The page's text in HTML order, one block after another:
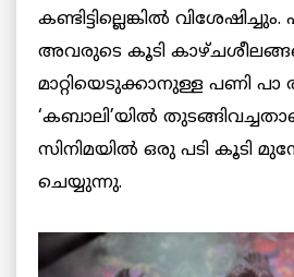
കണ്ടിട്ടില്ലെങ്കിൽ
അവരുടെ കൂടി
മാറ്റിയെടുക്കാനുള്ള പണി പാ
‘കബാലി’യിൽ
സിനിമയിൽ ഒരു പടി കൂടി
ചെയ്യുന്നു.